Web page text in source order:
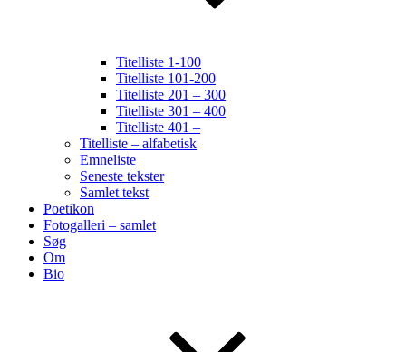
Titelliste 1-100
Titelliste 101-200
Titelliste 201 – 300
Titelliste 301 – 400
Titelliste 401 –
Titelliste – alfabetisk
Emneliste
Seneste tekster
Samlet tekst
Poetikon
Fotogalleri – samlet
Søg
Om
Bio